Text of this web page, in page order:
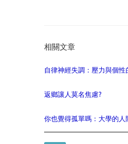
相關文章
自律神經失調：壓力與個性
返鄉讓人莫名焦慮?
你也覺得孤單嗎：大學的